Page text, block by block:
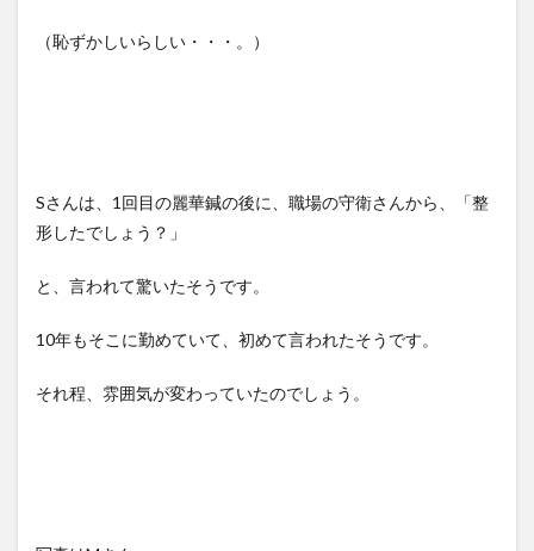
（恥ずかしいらしい・・・。）
Sさんは、1回目の麗華鍼の後に、職場の守衛さんから、「整
形したでしょう？」
と、言われて驚いたそうです。
10年もそこに勤めていて、初めて言われたそうです。
それ程、雰囲気が変わっていたのでしょう。